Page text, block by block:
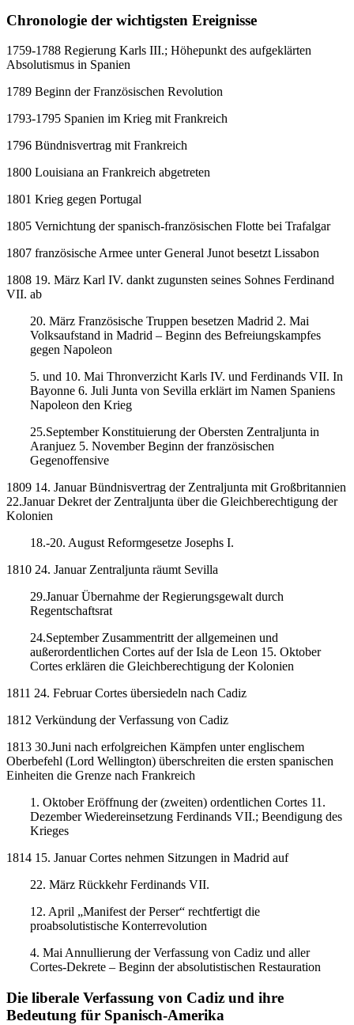
Chronologie der wichtigsten Ereignisse
1759-1788 Regierung Karls III.; Höhepunkt des aufgeklärten
Absolutismus in Spanien
1789 Beginn der Französischen Revolution
1793-1795 Spanien im Krieg mit Frankreich
1796 Bündnisvertrag mit Frankreich
1800 Louisiana an Frankreich abgetreten
1801 Krieg gegen Portugal
1805 Vernichtung der spanisch-französischen Flotte bei Trafalgar
1807 französische Armee unter General Junot besetzt Lissabon
1808 19. März Karl IV. dankt zugunsten seines Sohnes Ferdinand
VII. ab
20. März Französische Truppen besetzen Madrid 2. Mai
Volksaufstand in Madrid – Beginn des Befreiungskampfes
gegen Napoleon
5. und 10. Mai Thronverzicht Karls IV. und Ferdinands VII. In
Bayonne 6. Juli Junta von Sevilla erklärt im Namen Spaniens
Napoleon den Krieg
25.September Konstituierung der Obersten Zentraljunta in
Aranjuez 5. November Beginn der französischen
Gegenoffensive
1809 14. Januar Bündnisvertrag der Zentraljunta mit Großbritannien
22.Januar Dekret der Zentraljunta über die Gleichberechtigung der
Kolonien
18.-20. August Reformgesetze Josephs I.
1810 24. Januar Zentraljunta räumt Sevilla
29.Januar Übernahme der Regierungsgewalt durch
Regentschaftsrat
24.September Zusammentritt der allgemeinen und
außerordentlichen Cortes auf der Isla de Leon 15. Oktober
Cortes erklären die Gleichberechtigung der Kolonien
1811 24. Februar Cortes übersiedeln nach Cadiz
1812 Verkündung der Verfassung von Cadiz
1813 30.Juni nach erfolgreichen Kämpfen unter englischem
Oberbefehl (Lord Wellington) überschreiten die ersten spanischen
Einheiten die Grenze nach Frankreich
1. Oktober Eröffnung der (zweiten) ordentlichen Cortes 11.
Dezember Wiedereinsetzung Ferdinands VII.; Beendigung des
Krieges
1814 15. Januar Cortes nehmen Sitzungen in Madrid auf
22. März Rückkehr Ferdinands VII.
12. April „Manifest der Perser“ rechtfertigt die
proabsolutistische Konterrevolution
4. Mai Annullierung der Verfassung von Cadiz und aller
Cortes-Dekrete – Beginn der absolutistischen Restauration
Die liberale Verfassung von Cadiz und ihre
Bedeutung für Spanisch-Amerika